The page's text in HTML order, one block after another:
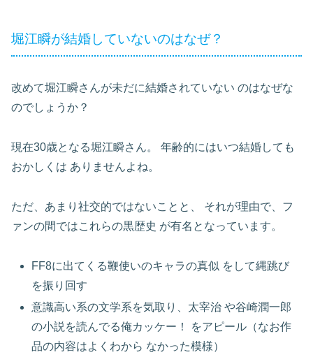
堀江瞬が結婚していないのはなぜ？
改めて堀江瞬さんが未だに結婚されていない のはなぜな
のでしょうか？
現在30歳となる堀江瞬さん。
年齢的にはいつ結婚しても
おかしくは ありませんよね。
ただ、あまり社交的ではないことと、
それが理由で、フ
ァンの間ではこれらの黒歴史 が有名となっています。
FF8に出てくる鞭使いのキャラの真似 をして縄跳び
を振り回す
意識高い系の文学系を気取り、太宰治 や谷崎潤一郎
の小説を読んでる俺カッケー！
をアピール（なお作
品の内容はよくわから なかった模様）